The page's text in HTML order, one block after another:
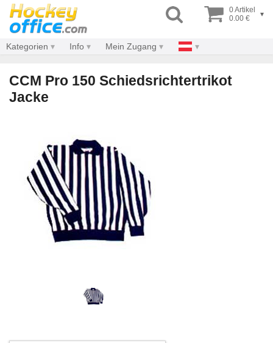
0 Artikel
0.00 €
▾
Kategorien Info Mein Zugang
CCM Pro 150 Schiedsrichtertrikot
Jacke